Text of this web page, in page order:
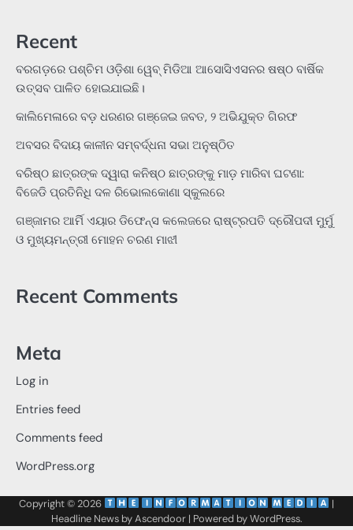
Recent
ବରଗଡ଼ରେ ପଶ୍ଚିମ ଓଡ଼ିଶା ୱେବ୍ ମିଡିଆ ଆସୋସିଏସନର ଷଷ୍ଠ ବାର୍ଷିକ
ଉତ୍ସବ ପାଳିତ ହୋଇଯାଇଛି।
କାଲିମେଳାରେ ବଡ଼ ଧରଣର ଗଞ୍ଜେଇ ଜବତ, ୨ ଅଭିଯୁକ୍ତ ଗିରଫ
ଅବସର ବିଦାୟ କାଳୀନ ସମ୍ବର୍ଦ୍ଧନା ସଭା ଅନୁଷ୍ଠିତ
ବରିଷ୍ଠ ଛାତ୍ରଙ୍କ ଦ୍ୱାରା କନିଷ୍ଠ ଛାତ୍ରଙ୍କୁ ମାଡ଼ ମାରିବା ଘଟଣା:
ବିଜେଡି ପ୍ରତିନିଧି ଦଳ ରିଭୋଲକୋଣା ସ୍କୁଲରେ
ଗଞ୍ଜାମର ଆର୍ମି ଏୟାର ଡିଫେନ୍ସ କଲେଜରେ ରାଷ୍ଟ୍ରପତି ଦ୍ରୌପଦୀ ମୁର୍ମୁ
ଓ ମୁଖ୍ୟମନ୍ତ୍ରୀ ମୋହନ ଚରଣ ମାଝୀ
Recent Comments
Meta
Log in
Entries feed
Comments feed
WordPress.org
Copyright © 2026
|
Headline News byAscendoor| Powered byWordPress.